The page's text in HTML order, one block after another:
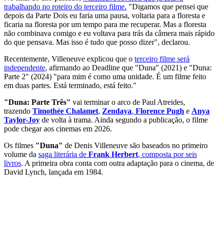
trabalhando no roteiro do terceiro filme. "Digamos que pensei que
depois da Parte Dois eu faria uma pausa, voltaria para a floresta e
ficaria na floresta por um tempo para me recuperar. Mas a floresta
não combinava comigo e eu voltava para trás da câmera mais rápido
do que pensava. Mas isso é tudo que posso dizer", declarou.
Recentemente, Villeneuve explicou que o terceiro filme será
independente, afirmando ao Deadline que "Duna" (2021) e "Duna:
Parte 2" (2024) "para mim é como uma unidade. É um filme feito
em duas partes. Está terminado, está feito."
"Duna: Parte Três" vai terminar o arco de Paul Atreides,
trazendo Timothée Chalamet, Zendaya, Florence Pugh e Anya
Taylor-Joy de volta à trama. Ainda segundo a publicação, o filme
pode chegar aos cinemas em 2026.
Os filmes "Duna" de Denis Villeneuve são baseados no primeiro
volume da saga literária de Frank Herbert, composta por seis
livros. A primeira obra conta com outra adaptação para o cinema, de
David Lynch, lançada em 1984.